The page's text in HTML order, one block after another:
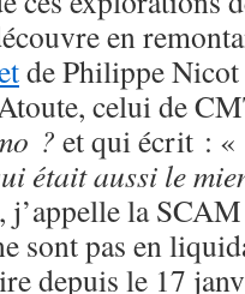
en
de Philippe
celui de
? et qui écrit : «
était aussi le
j’appelle la
sont pas en
depuis le 17